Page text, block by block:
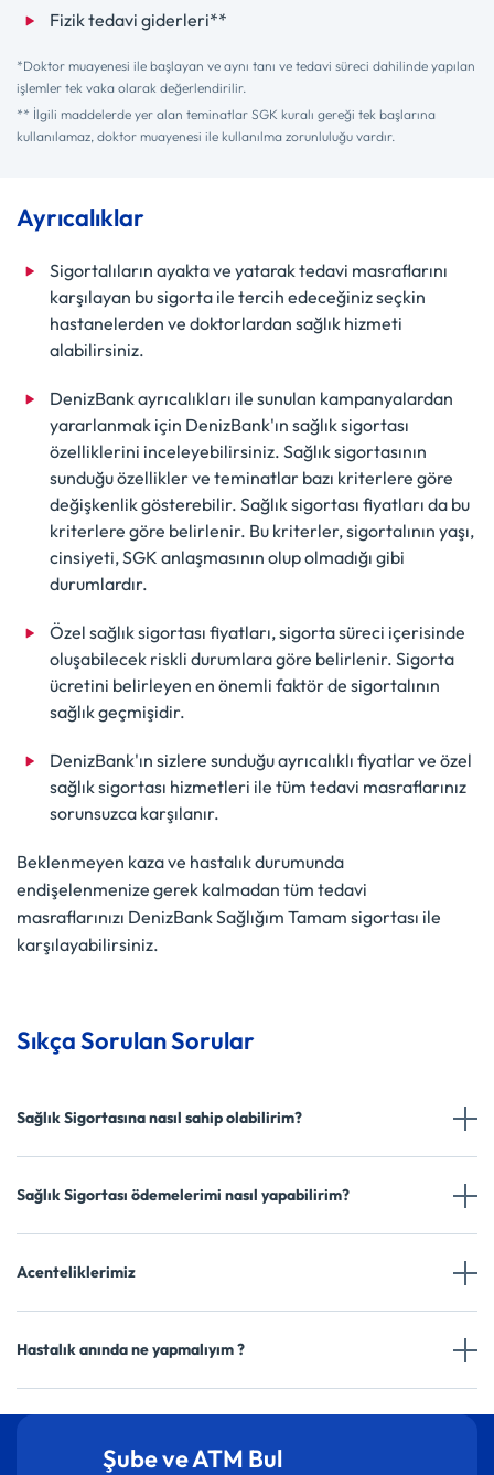
Fizik tedavi giderleri**
*Doktor muayenesi ile başlayan ve aynı tanı ve tedavi süreci dahilinde yapılan
işlemler tek vaka olarak değerlendirilir.
** İlgili maddelerde yer alan teminatlar SGK kuralı gereği tek başlarına
kullanılamaz, doktor muayenesi ile kullanılma zorunluluğu vardır.
Ayrıcalıklar
Sigortalıların ayakta ve yatarak tedavi masraflarını
karşılayan bu sigorta ile tercih edeceğiniz seçkin
hastanelerden ve doktorlardan sağlık hizmeti
alabilirsiniz.
DenizBank ayrıcalıkları ile sunulan kampanyalardan
yararlanmak için DenizBank'ın sağlık sigortası
özelliklerini inceleyebilirsiniz. Sağlık sigortasının
sunduğu özellikler ve teminatlar bazı kriterlere göre
değişkenlik gösterebilir. Sağlık sigortası fiyatları da bu
kriterlere göre belirlenir. Bu kriterler, sigortalının yaşı,
cinsiyeti, SGK anlaşmasının olup olmadığı gibi
durumlardır.
Özel sağlık sigortası fiyatları, sigorta süreci içerisinde
oluşabilecek riskli durumlara göre belirlenir. Sigorta
ücretini belirleyen en önemli faktör de sigortalının
sağlık geçmişidir.
DenizBank'ın sizlere sunduğu ayrıcalıklı fiyatlar ve özel
sağlık sigortası hizmetleri ile tüm tedavi masraflarınız
sorunsuzca karşılanır.
Beklenmeyen kaza ve hastalık durumunda
endişelenmenize gerek kalmadan tüm tedavi
masraflarınızı DenizBank Sağlığım Tamam sigortası ile
karşılayabilirsiniz.
Sıkça Sorulan Sorular
Sağlık Sigortasına nasıl sahip olabilirim?
Sağlık Sigortası ödemelerimi nasıl yapabilirim?
Acenteliklerimiz
Hastalık anında ne yapmalıyım ?
Şube ve ATM Bul